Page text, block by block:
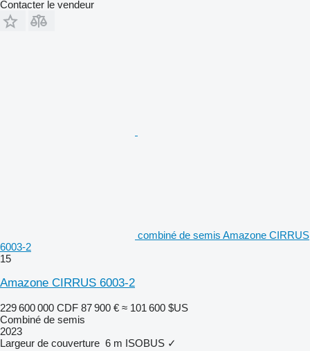
Contacter le vendeur
combiné de semis Amazone CIRRUS
6003-2
15
Amazone CIRRUS 6003-2
229 600 000 CDF 87 900 € ≈ 101 600 $US
Combiné de semis
2023
Largeur de couverture 6 m ISOBUS ✓